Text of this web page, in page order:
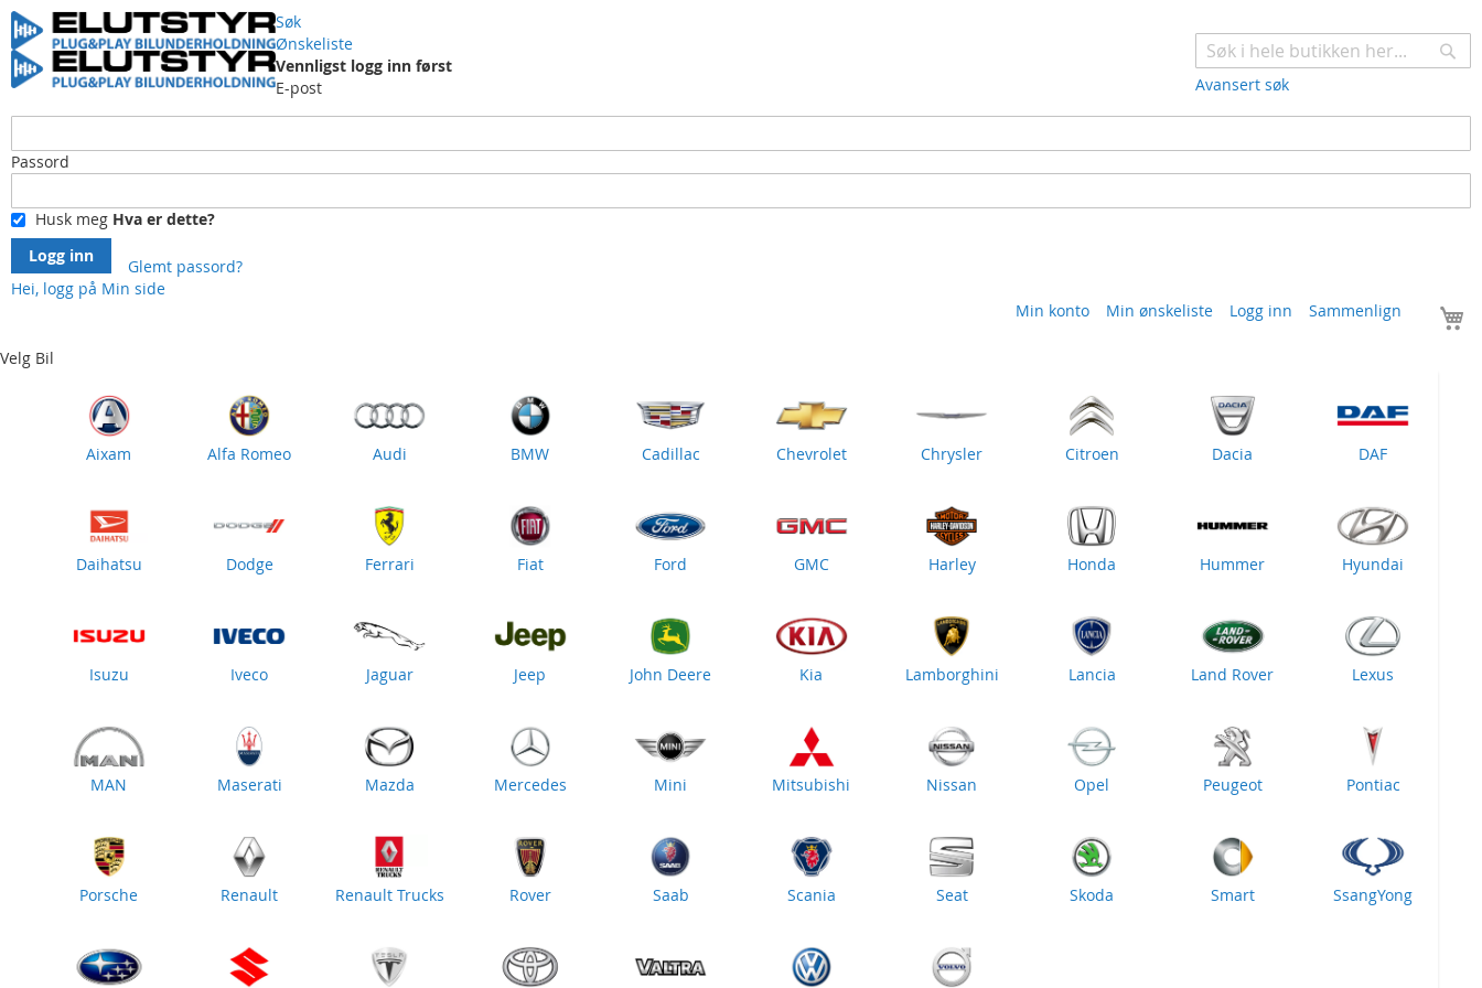
Søk
Avansert søk
Søk
Ønskeliste
Vennligst logg inn først
E-post
Passord
Husk meg Hva er dette?
Logg inn
Glemt passord?
Hei, logg på Min side
Min konto Min ønskeliste Logg inn Sammenlign
Content
Velg Bil
Aixam Alfa Romeo Audi BMW Cadillac Chevrolet Chrysler Citroen Dacia DAF
Daihatsu Dodge Ferrari Fiat Ford GMC Harley Honda Hummer Hyundai
Isuzu Iveco Jaguar Jeep John Deere Kia Lamborghini Lancia Land Rover Lexus
MAN Maserati Mazda Mercedes Mini Mitsubishi Nissan Opel Peugeot Pontiac
Porsche Renault Renault Trucks Rover Saab Scania Seat Skoda Smart SsangYong